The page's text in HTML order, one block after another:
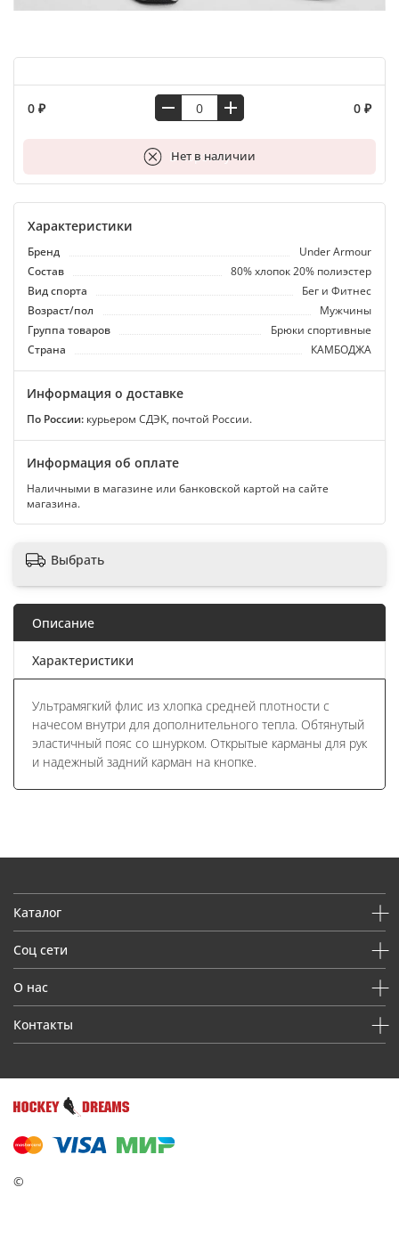
0 ₽ 0 ₽
Нет в наличии
В корзину
Характеристики
Бренд
Under Armour
Состав
80% хлопок 20% полиэстер
Вид спорта
Бег и Фитнес
Возраст/пол
Мужчины
Группа товаров
Брюки спортивные
Страна
КАМБОДЖА
Информация о доставке
По России: курьером СДЭК, почтой России.
Информация об оплате
Наличными в магазине или банковской картой на сайте
магазина.
Выбрать
Описание
Характеристики
Ультрамягкий флис из хлопка средней плотности с
начесом внутри для дополнительного тепла. Обтянутый
эластичный пояс со шнурком. Открытые карманы для рук
и надежный задний карман на кнопке.
Каталог
Соц сети
О нас
Контакты
©